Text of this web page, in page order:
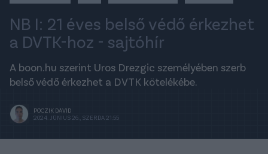
NB I: 21 éves belső védő érkezhet
a DVTK-hoz - sajtóhír
A boon.hu szerint Uros Drezgic személyében szerb
belső védő érkezhet a DVTK kötelékébe.
PÓCZIK DÁVID
2024. JÚNIUS 26., SZERDA 21:55